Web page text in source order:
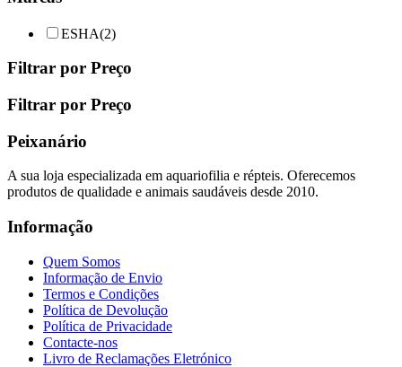
ESHA(2)
Filtrar por Preço
Filtrar por Preço
Peixanário
A sua loja especializada em aquariofilia e répteis. Oferecemos
produtos de qualidade e animais saudáveis desde 2010.
Informação
Quem Somos
Informação de Envio
Termos e Condições
Política de Devolução
Política de Privacidade
Contacte-nos
Livro de Reclamações Eletrónico